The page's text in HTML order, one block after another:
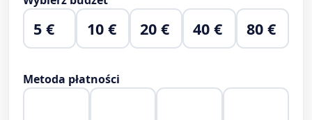
5 € 10 € 20 € 40 € 80 €
Metoda płatności